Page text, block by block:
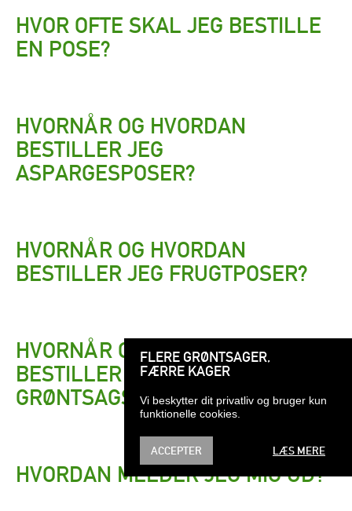
FLERE GRØNTSAGER,
FÆRRE KAGER
Vi beskytter dit privatliv og bruger kun
funktionelle cookies.
ACCEPTER LÆS MERE
HVOR OFTE SKAL JEG BESTILLE
EN POSE?
HVORNÅR OG HVORDAN
BESTILLER JEG
ASPARGESPOSER?
HVORNÅR OG HVORDAN
BESTILLER JEG FRUGTPOSER?
HVORNÅR OG HVORDAN
BESTILLER JEG
GRØNTSAGSPOSER?
HVORDAN MELDER JEG MIG UD?